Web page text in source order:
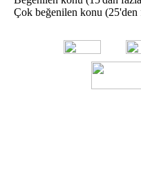
Çok beğenilen konu (25'den